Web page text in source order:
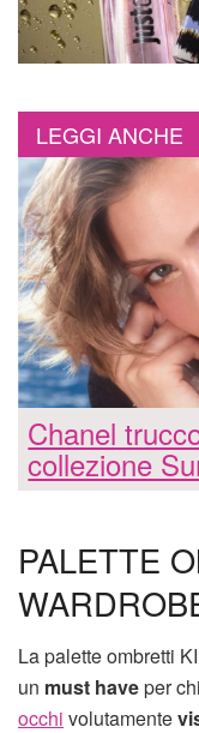
LEGGI ANCHE
Chanel
collezione
PALETTE
La palette ombretti
un must haveper
occhi volutamente